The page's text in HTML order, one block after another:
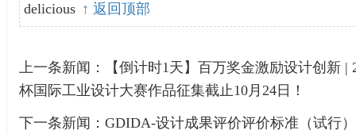
delicious ↑ 返回顶部
上一条新闻：
【倒计时1天】百万奖金激励设计创新 |
杯国际工业设计大赛作品征集截止10月24日！
下一条新闻： GDIDA-设计成果评价评价标准（试行）